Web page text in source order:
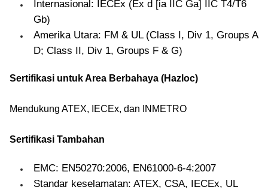
Internasional: IECEx (Ex d [ia IIC Ga] IIC T4/T6
Gb)
Amerika Utara: FM & UL (Class I, Div 1, Groups A
D; Class II, Div 1, Groups F & G)
Sertifikasi untuk Area Berbahaya (Hazloc)
Mendukung ATEX, IECEx, dan INMETRO
Sertifikasi Tambahan
EMC: EN50270:2006, EN61000-6-4:2007
Standar keselamatan: ATEX, CSA, IECEx, UL